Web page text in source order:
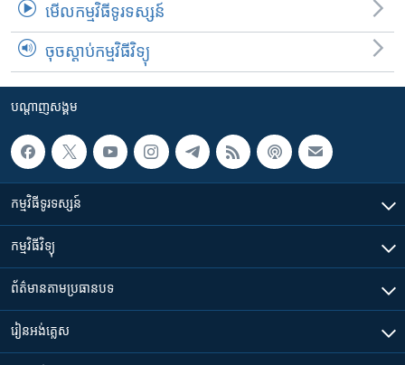
មើល​កម្មវិធី​ទូរទស្សន៍
ចុចស្តាប់កម្មវិធីវិទ្យុ
បណ្តាញ​សង្គម
កម្មវិធី​ទូរទស្សន៍
កម្មវិធី​វិទ្យុ
ព័ត៌មាន​តាមប្រធានបទ​
រៀន​​អង់គ្លេស